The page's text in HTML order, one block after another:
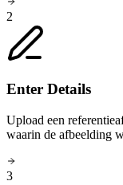
2
Enter Details
Upload een
waarin de afbeelding
3